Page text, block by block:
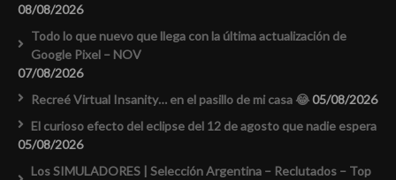
08/08/2026
Todo lo que nuevo que llega con la última actualización de
Google Pixel – NOV
07/08/2026
Recreé Virtual Insanity… en el pasillo de mi casa 😂05/08/2026
El curioso efecto del eclipse del 12 de agosto que nadie espera
05/08/2026
Los SIMULADORES | Selección Argentina – Reclutados – Top